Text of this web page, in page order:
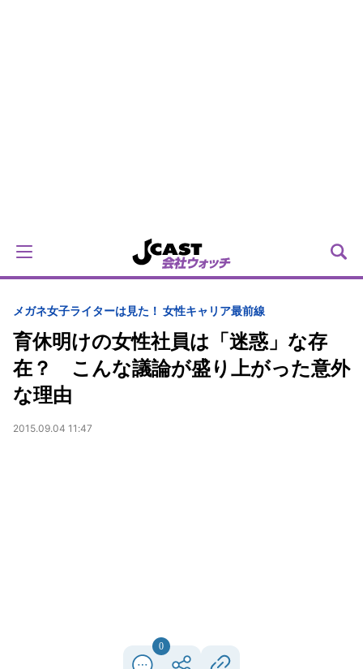
メガネ女子ライターは見た！ 女性キャリア最前線
育休明けの女性社員は「迷惑」な存
在？ こんな議論が盛り上がった意外
な理由
2015.09.04 11:47
0